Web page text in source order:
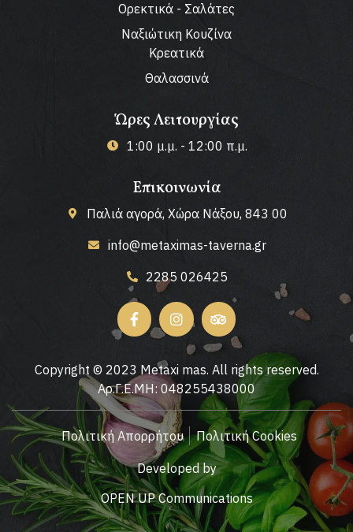
Ορεκτικά - Σαλάτες
Ναξιώτικη Κουζίνα
Κρεατικά
Θαλασσινά
Ώρες Λειτουργίας
1:00 μ.μ. - 12:00 π.μ.
Επικοινωνία
Παλιά αγορά, Χώρα Νάξου, 843 00
info@metaximas-taverna.gr
2285 026425
Copyright © 2023 Metaxi mas. All rights reserved.
Αρ.Γ.Ε.ΜΗ: 048255438000
Πολιτική Απορρήτου Πολιτική Cookies
Developed by
OPEN UP Communications